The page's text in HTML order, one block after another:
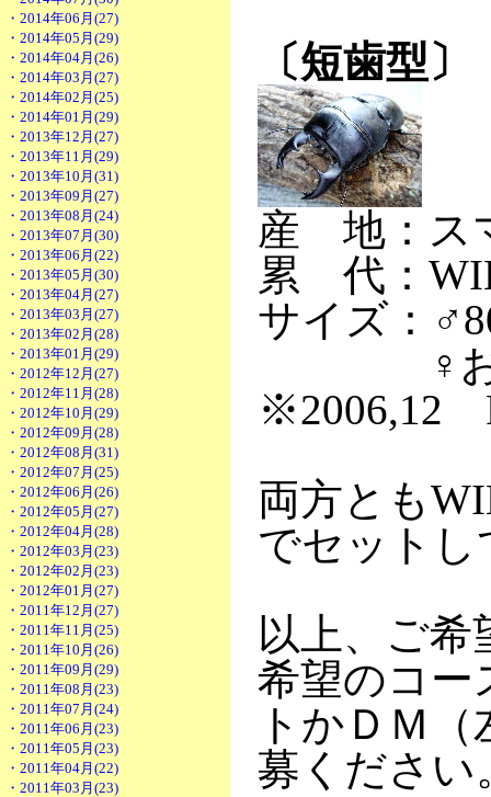
・2014年06月(27)
・2014年05月(29)
・2014年04月(26)
・2014年03月(27)
・2014年02月(25)
・2014年01月(29)
・2013年12月(27)
・2013年11月(29)
・2013年10月(31)
・2013年09月(27)
・2013年08月(24)
・2013年07月(30)
・2013年06月(22)
・2013年05月(30)
・2013年04月(27)
・2013年03月(27)
・2013年02月(28)
・2013年01月(29)
・2012年12月(27)
・2012年11月(28)
・2012年10月(29)
・2012年09月(28)
・2012年08月(31)
・2012年07月(25)
・2012年06月(26)
・2012年05月(27)
・2012年04月(28)
・2012年03月(23)
・2012年02月(23)
・2012年01月(27)
・2011年12月(27)
・2011年11月(25)
・2011年10月(26)
・2011年09月(29)
・2011年08月(23)
・2011年07月(24)
・2011年06月(23)
・2011年05月(23)
・2011年04月(22)
・2011年03月(23)
〔短歯型〕
産 地：ス
累 代：
サイズ：
♀お
※2006,12
両方とも
でセット
以上、ご希
希望のコー
トかＤＭ
募ください